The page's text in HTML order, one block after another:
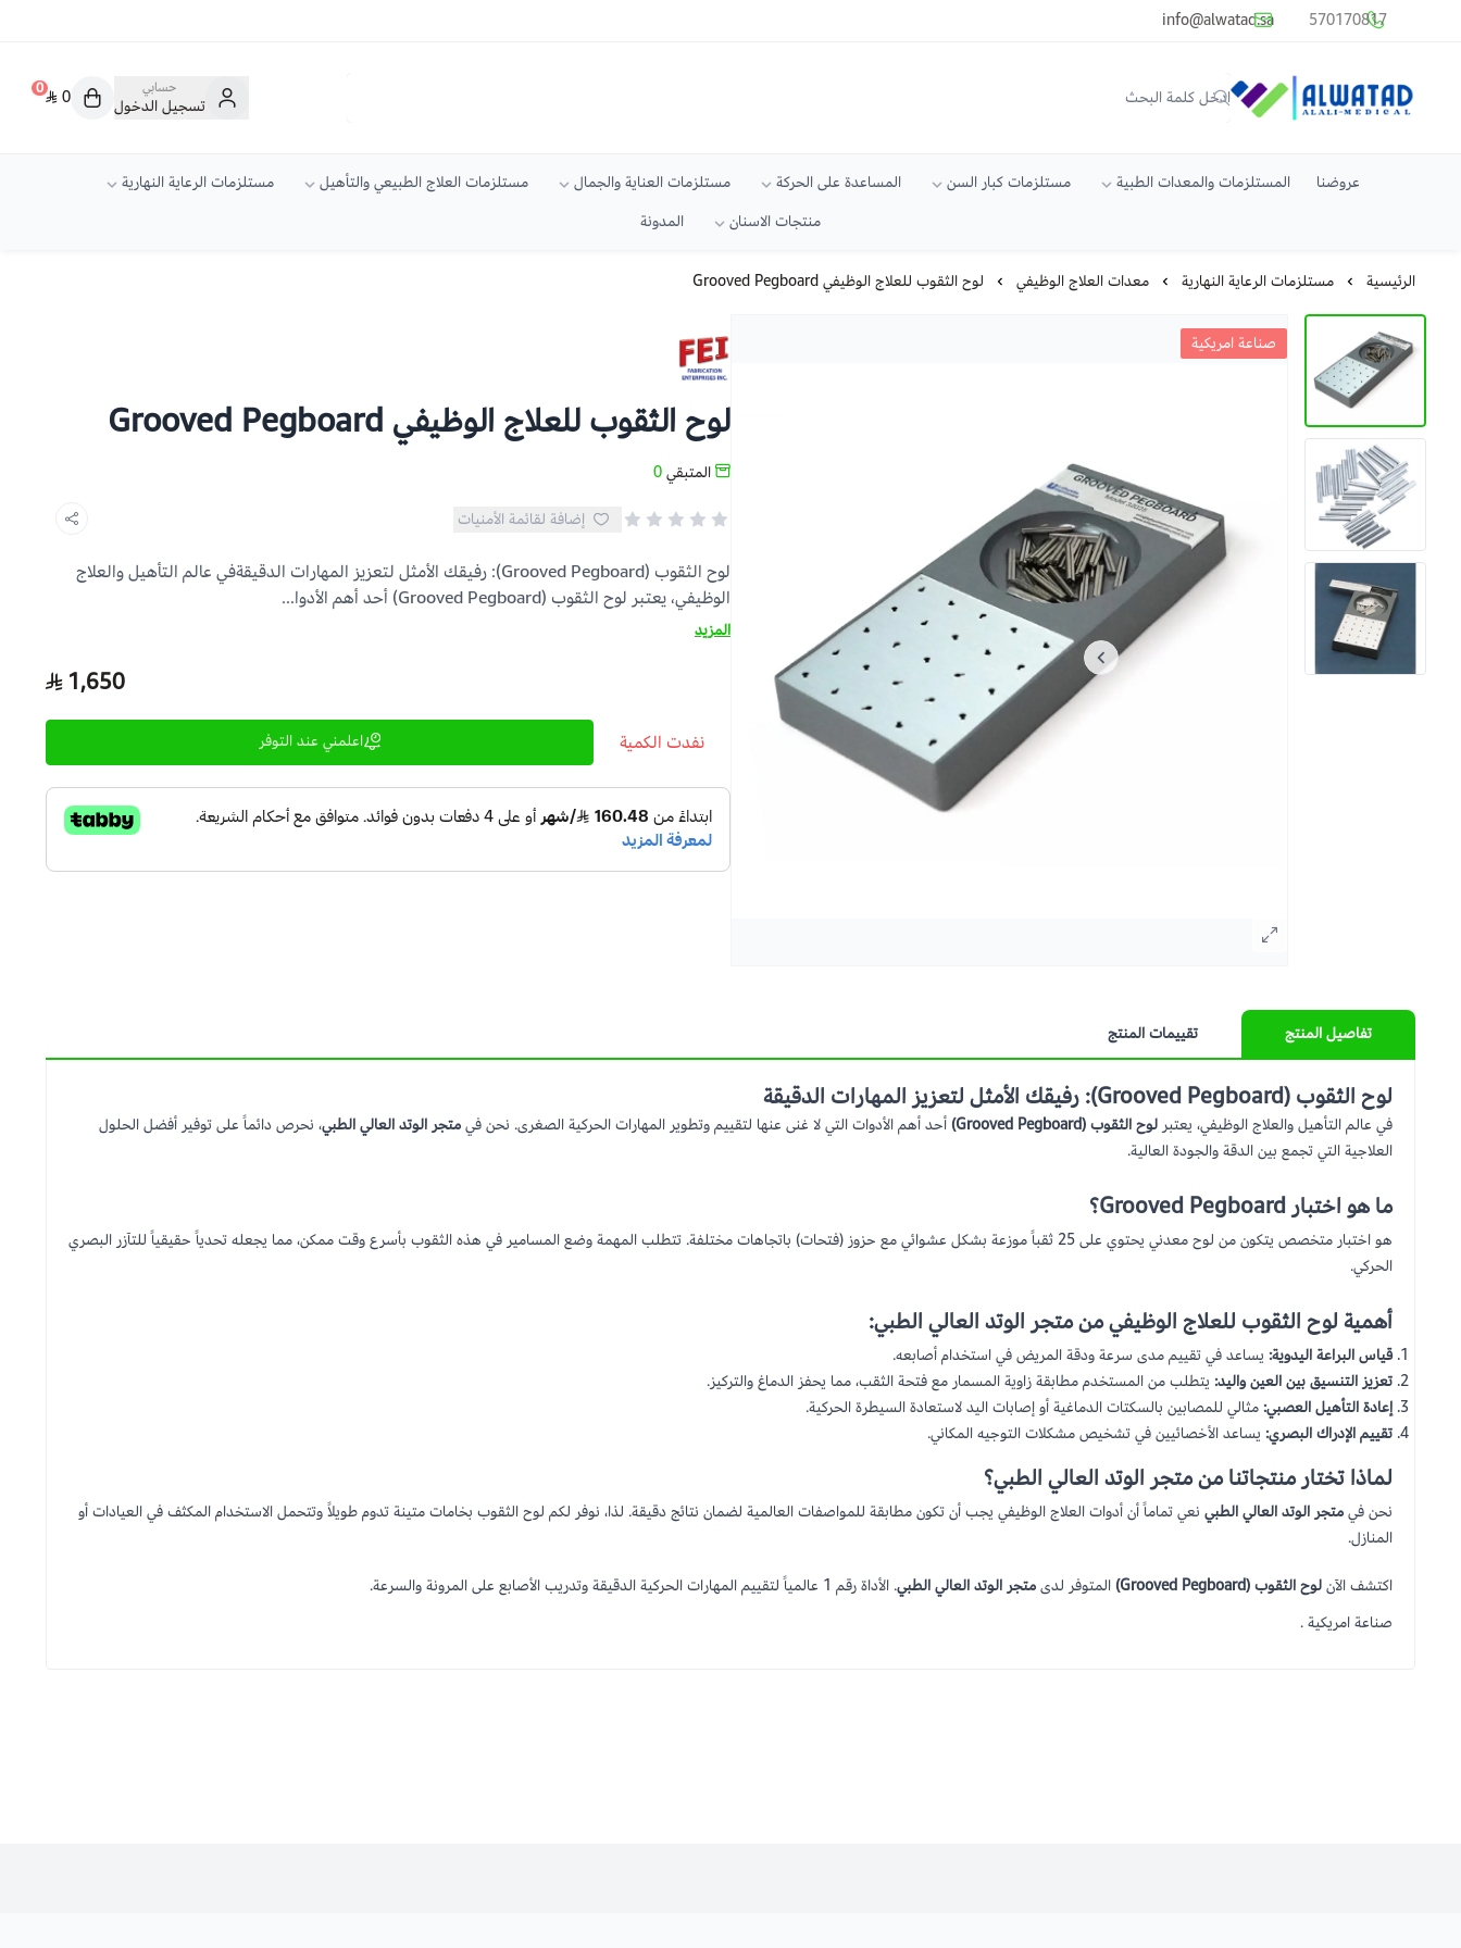
common.titles.skip_to_main_content
570170817
info@alwatad.sa
متجر الوتد العالي الطبي
حسابي
تسجيل الدخول
0 0
عروضنا المستلزمات والمعدات الطبية مستلزمات كبار السن المساعدة على الحركة مستلزمات العناية والجمال مستلزمات العلاج الطبيعي والتأهيل
مستلزمات الرعاية النهارية
منتجات الاسنان
المدونة
الرئيسية مستلزمات الرعاية النهارية معدات العلاج الوظيفي لوح الثقوب للعلاج الوظيفي Grooved Pegboard
صناعة امريكية
لوح الثقوب للعلاج الوظيفي Grooved Pegboard
المتبقي0
إضافة لقائمة الأمنيات
لوح الثقوب (Grooved Pegboard): رفيقك الأمثل لتعزيز المهارات الدقيقةفي عالم التأهيل والعلاج
الوظيفي، يعتبر لوح الثقوب (Grooved Pegboard) أحد أهم الأدوا...
المزيد
1,650
نفدت الكمية اعلمني عند التوفر
تفاصيل المنتج تقييمات المنتج
لوح الثقوب (Grooved Pegboard): رفيقك الأمثل لتعزيز المهارات الدقيقة
في عالم التأهيل والعلاج الوظيفي، يعتبر لوح الثقوب (Grooved Pegboard) أحد أهم الأدوات التي لا غنى عنها لتقييم وتطوير المهارات الحركية الصغرى. نحن فيمتجر الوتد العالي الطبي، نحرص دائماً على توفير أفضل الحلول
العلاجية التي تجمع بين الدقة والجودة العالية.
ما هو اختبار Grooved Pegboard؟
هو اختبار متخصص يتكون من لوح معدني يحتوي على 25 ثقباً موزعة بشكل عشوائي مع حزوز (فتحات) باتجاهات مختلفة. تتطلب المهمة وضع المسامير في هذه الثقوب بأسرع وقت ممكن، مما يجعله تحدياً حقيقياً للتآزر البصري
الحركي.
أهمية لوح الثقوب للعلاج الوظيفي من متجر الوتد العالي الطبي:
قياس البراعة اليدوية: يساعد في تقييم مدى سرعة ودقة المريض في استخدام أصابعه.
تعزيز التنسيق بين العين واليد: يتطلب من المستخدم مطابقة زاوية المسمار مع فتحة الثقب، مما يحفز الدماغ والتركيز.
إعادة التأهيل العصبي:مثالي للمصابين بالسكتات الدماغية أو إصابات اليد لاستعادة السيطرة الحركية.
تقييم الإدراك البصري: يساعد الأخصائيين في تشخيص مشكلات التوجيه المكاني.
لماذا تختار منتجاتنا من متجر الوتد العالي الطبي؟
نحن فيمتجر الوتد العالي الطبي نعي تماماً أن أدوات العلاج الوظيفي يجب أن تكون مطابقة للمواصفات العالمية لضمان نتائج دقيقة. لذا، نوفر لكم لوح الثقوب بخامات متينة تدوم طويلاً وتتحمل الاستخدام المكثف في العيادات أو
المنازل.
اكتشف الآنلوح الثقوب (Grooved Pegboard) المتوفر لدىمتجر الوتد العالي الطبي. الأداة رقم 1 عالمياً لتقييم المهارات الحركية الدقيقة وتدريب الأصابع على المرونة والسرعة.
صناعة امريكية .